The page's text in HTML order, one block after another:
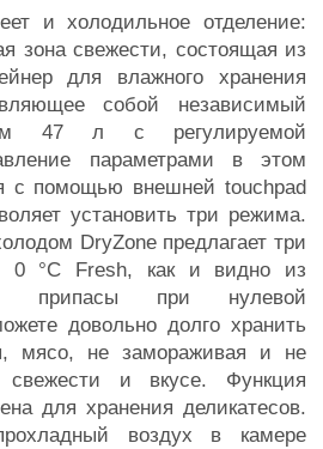
и холодильное отделение:
зона свежести, состоящая из
для влажного хранения
собой независимый
47 л с регулируемой
параметрами в этом
с помощью внешней touchpad
установить три режима.
DryZone предлагает три
0 °C Fresh, как и видно из
припасы при нулевой
довольно долго хранить
мясо, не замораживая и не
и вкусе. Функция
для хранения деликатесов.
воздух в камере